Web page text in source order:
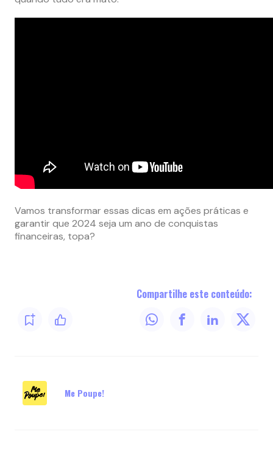
Vamos transformar essas dicas em ações práticas e
garantir que 2024 seja um ano de conquistas
financeiras, topa?
Compartilhe este conteúdo:
Me Poupe!